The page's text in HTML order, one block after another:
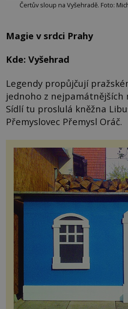
Čertův sloup na Vyšehradě. Foto:
Magie v srdci Prahy
Kde: Vyšehrad
Legendy propůjčují
jednoho z nejpamátnějších
Sídlí tu proslulá kněžna
Přemyslovec Přemysl Oráč.